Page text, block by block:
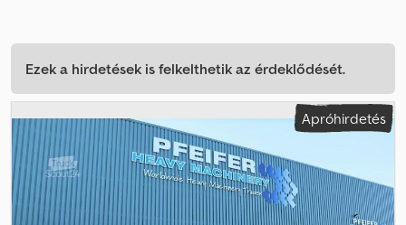
Ezek a hirdetések is felkelthetik az érdeklődését.
Apróhirdetés